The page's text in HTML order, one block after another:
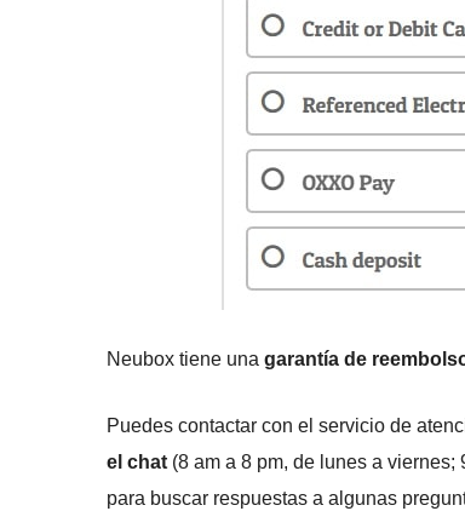
Neubox tiene una garantía de
Puedes contactar con el servicio de
el chat(8 am a 8 pm, de lunes a viernes;
para buscar respuestas a algunas